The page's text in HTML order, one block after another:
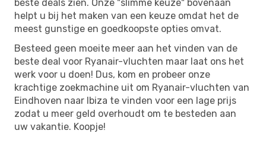
beste deals zien. Onze "slimme keuze" bovenaan
helpt u bij het maken van een keuze omdat het de
meest gunstige en goedkoopste opties omvat.
Besteed geen moeite meer aan het vinden van de
beste deal voor Ryanair-vluchten maar laat ons het
werk voor u doen! Dus, kom en probeer onze
krachtige zoekmachine uit om Ryanair-vluchten van
Eindhoven naar Ibiza te vinden voor een lage prijs
zodat u meer geld overhoudt om te besteden aan
uw vakantie. Koopje!